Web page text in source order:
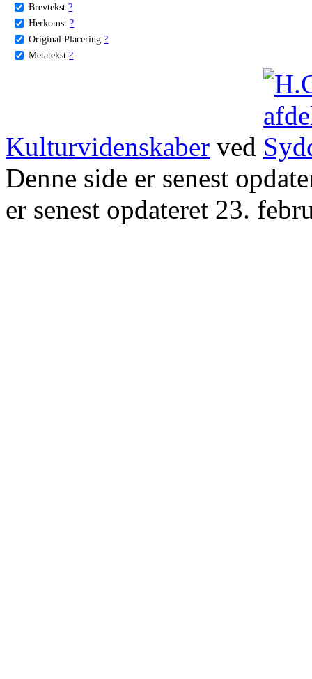
Brevtekst ?
Herkomst ?
Original Placering ?
Metatekst ?
Kulturvidenskaber ved
Denne side er senest
er senest opdateret 23.